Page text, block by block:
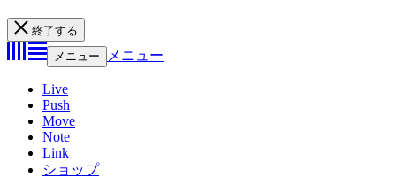
終了する
メニュー
メニュー
Live
Push
Move
Note
Link
ショップ